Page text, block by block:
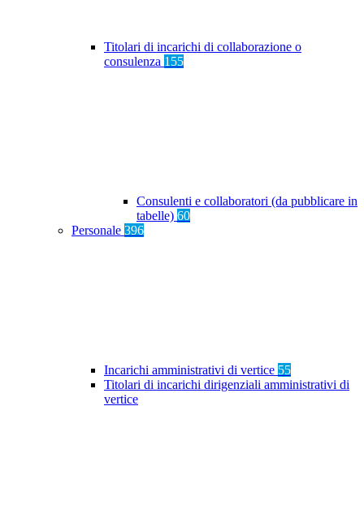
Titolari di incarichi di collaborazione o
consulenza 155
Consulenti e collaboratori (da pubblicare in
tabelle) 60
Personale 396
Incarichi amministrativi di vertice 55
Titolari di incarichi dirigenziali amministrativi di
vertice